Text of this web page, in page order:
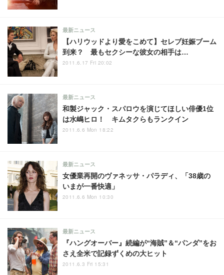
【ハリウッドより愛をこめて】セレブ妊娠ブーム
到来？ 最もセクシーな彼女の相手は…
最新ニュース
2011.6.17 Fri 20:02
和製ジャック・スパロウを演じてほしい俳優1位
は水嶋ヒロ！ キムタクらもランクイン
最新ニュース
2011.6.6 Mon 18:22
女優業再開のヴァネッサ・パラディ、「38歳の
いまが一番快適」
最新ニュース
2011.6.6 Mon 10:30
『ハングオーバー』続編が“海賊”＆“パンダ”をお
さえ全米で記録ずくめの大ヒット
最新ニュース
2011.6.3 Fri 15:31